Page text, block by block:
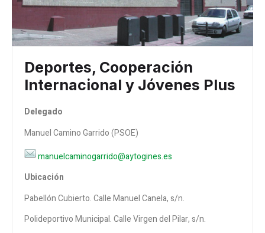
Deportes, Cooperación
Internacional y Jóvenes Plus
Delegado
Manuel Camino Garrido (PSOE)
manuelcaminogarrido@aytogines.es
Ubicación
Pabellón Cubierto. Calle Manuel Canela, s/n.
Polideportivo Municipal. Calle Virgen del Pilar, s/n.